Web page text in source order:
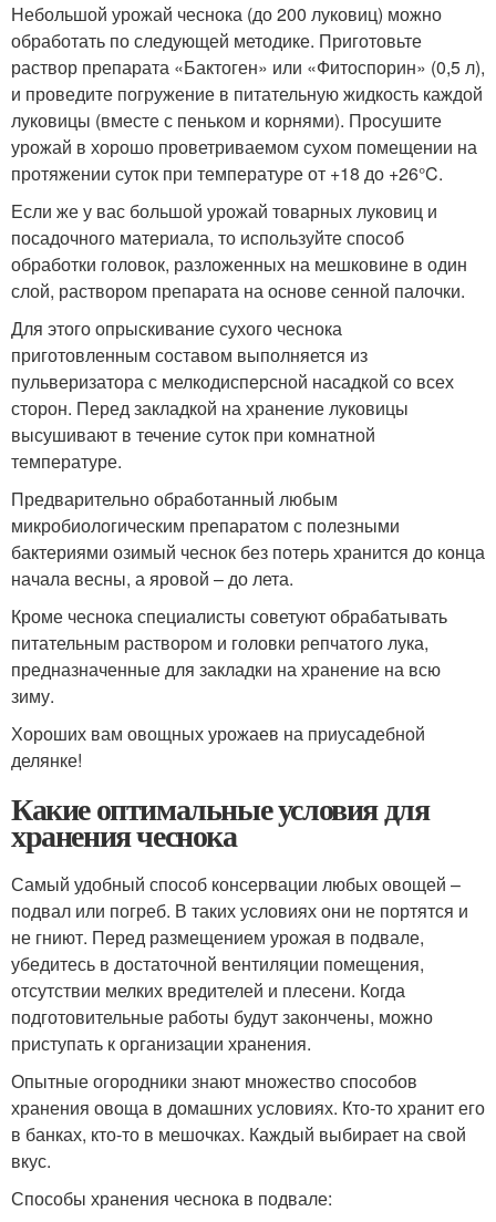
Небольшой урожай чеснока (до 200 луковиц) можно
обработать по следующей методике. Приготовьте
раствор препарата «Бактоген» или «Фитоспорин» (0,5 л),
и проведите погружение в питательную жидкость каждой
луковицы (вместе с пеньком и корнями). Просушите
урожай в хорошо проветриваемом сухом помещении на
протяжении суток при температуре от +18 до +26°C.
Если же у вас большой урожай товарных луковиц и
посадочного материала, то используйте способ
обработки головок, разложенных на мешковине в один
слой, раствором препарата на основе сенной палочки.
Для этого опрыскивание сухого чеснока
приготовленным составом выполняется из
пульверизатора с мелкодисперсной насадкой со всех
сторон. Перед закладкой на хранение луковицы
высушивают в течение суток при комнатной
температуре.
Предварительно обработанный любым
микробиологическим препаратом с полезными
бактериями озимый чеснок без потерь хранится до конца
начала весны, а яровой – до лета.
Кроме чеснока специалисты советуют обрабатывать
питательным раствором и головки репчатого лука,
предназначенные для закладки на хранение на всю
зиму.
Хороших вам овощных урожаев на приусадебной
делянке!
Какие оптимальные условия для
хранения чеснока
Самый удобный способ консервации любых овощей –
подвал или погреб. В таких условиях они не портятся и
не гниют. Перед размещением урожая в подвале,
убедитесь в достаточной вентиляции помещения,
отсутствии мелких вредителей и плесени. Когда
подготовительные работы будут закончены, можно
приступать к организации хранения.
Опытные огородники знают множество способов
хранения овоща в домашних условиях. Кто-то хранит его
в банках, кто-то в мешочках. Каждый выбирает на свой
вкус.
Способы хранения чеснока в подвале: